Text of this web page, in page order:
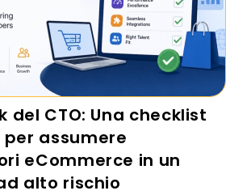
del CTO: Una checklist
assumere
eCommerce in un
alto rischio